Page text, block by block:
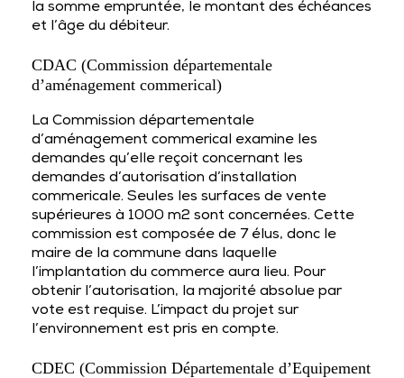
la somme empruntée, le montant des échéances
et l’âge du débiteur.
CDAC (Commission départementale
d’aménagement commerical)
La Commission départementale
d’aménagement commerical examine les
demandes qu’elle reçoit concernant les
demandes d’autorisation d’installation
commericale. Seules les surfaces de vente
supérieures à 1000 m2 sont concernées. Cette
commission est composée de 7 élus, donc le
maire de la commune dans laquelle
l’implantation du commerce aura lieu. Pour
obtenir l’autorisation, la majorité absolue par
vote est requise. L’impact du projet sur
l’environnement est pris en compte.
CDEC (Commission Départementale d’Equipement